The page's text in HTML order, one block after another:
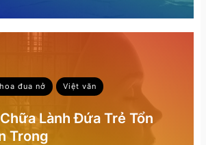
đua nở Việt văn
Lành Đứa Trẻ Tổn
Trong